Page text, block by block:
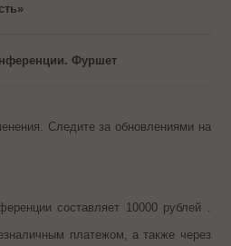
Фуршет
Следите за обновлениями на
составляет 10000 рублей .
платежом, а также через